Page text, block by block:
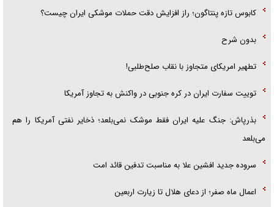
کابوس تازه پنتاگون؛ راز افزایش دقت حملات موشکی ایران چیست؟
بدون شرح
تطهیر امریکای متجاوز با نقاب صلح‌طلبی!
توییت سفارت ایران در کره جنوبی در واکنش به تجاوز آمریکا
بذرپاش: ‏جنگ علیه ایران فقط موشک نمی‌بلعد؛ ذخایر نفتی آمریکا را هم
می‌بلعد
سروده جدید افشین علا به مناسبت تدفین قائد امت
اعمال ماه صفر؛ از دعای هلال تا زیارت اربعین